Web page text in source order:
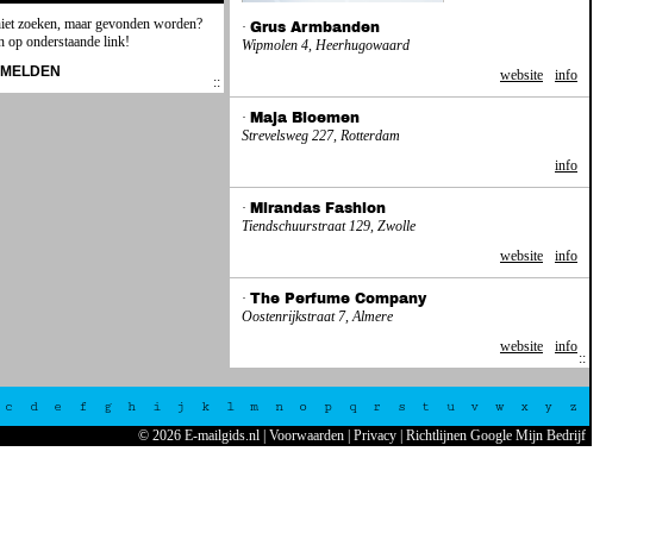
zoeken, maar gevonden worden?
op onderstaande link!
· Grus Armbanden
Wipmolen 4, Heerhugowaard
website
info
· Maja Bloemen
Strevelsweg 227, Rotterdam
info
· Mirandas Fashion
Tiendschuurstraat 129, Zwolle
website
info
· The Perfume Company
Oostenrijkstraat 7, Almere
website
info
c d e f g h i j k l m n o p q r s t u v w x y z
© 2026 E-mailgids.nl Voorwaarden Privacy Richtlijnen Google Mijn Bedrijf